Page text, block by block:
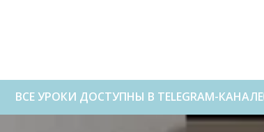
ВСЕ УРОКИ ДОСТУПНЫ В TELEGRAM-КАНАЛЕ